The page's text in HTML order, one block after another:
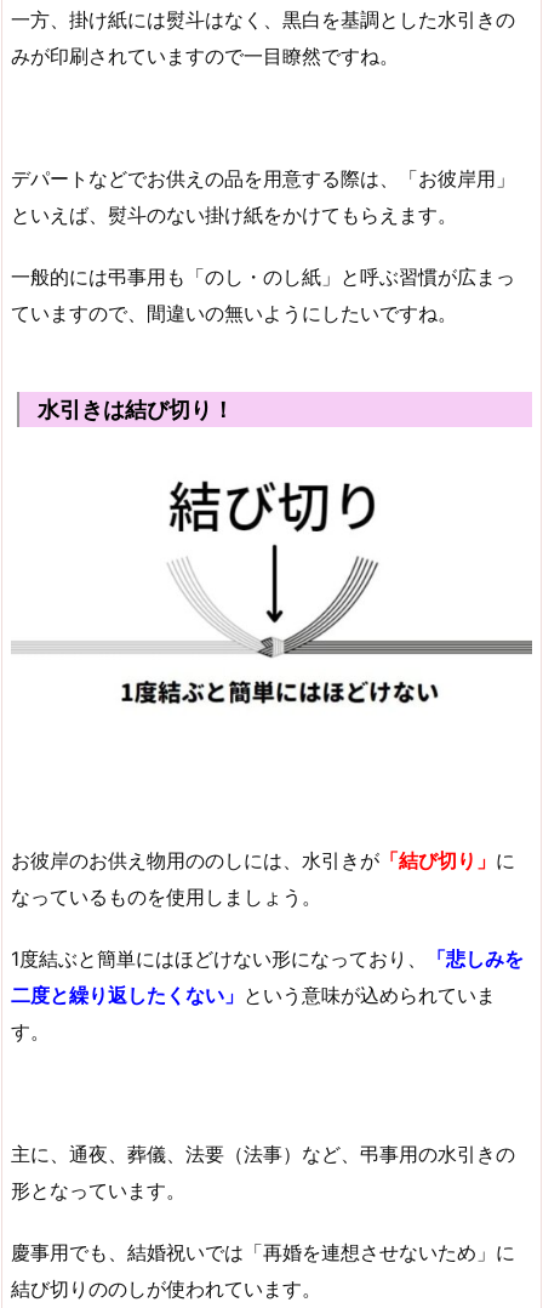
一方、掛け紙には熨斗はなく、黒白を基調とした水引きの
みが印刷されていますので一目瞭然ですね。
デパートなどでお供えの品を用意する際は、「お彼岸用」
といえば、熨斗のない掛け紙をかけてもらえます。
一般的には弔事用も「のし・のし紙」と呼ぶ習慣が広まっ
ていますので、間違いの無いようにしたいですね。
水引きは結び切り！
お彼岸のお供え物用ののしには、水引きが 「結び切り」 に
なっているものを使用しましょう。
1度結ぶと簡単にはほどけない形になっており、
「悲しみを
二度と繰り返したくない」 という意味が込められていま
す。
主に、通夜、葬儀、法要（法事）など、弔事用の水引きの
形となっています。
慶事用でも、結婚祝いでは「再婚を連想させないため」に
結び切りののしが使われています。